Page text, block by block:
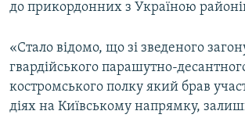
до прикордонних з Україною
«Стало відомо, що зі зведеного
гвардійського парашутно-
костромського полку який брав
діях на Київському напрямку,